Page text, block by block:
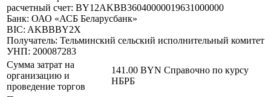
расчетный счет: BY12AKBB36040000019631000000
Банк: ОАО «АСБ Беларусбанк»
BIC: AKBBBY2X
Получатель: Тельминский сельский исполнительный комитет
УНП: 200087283
Сумма затрат на
организацию и
проведение торгов
141.00 BYN Справочно по курсу
НБРБ